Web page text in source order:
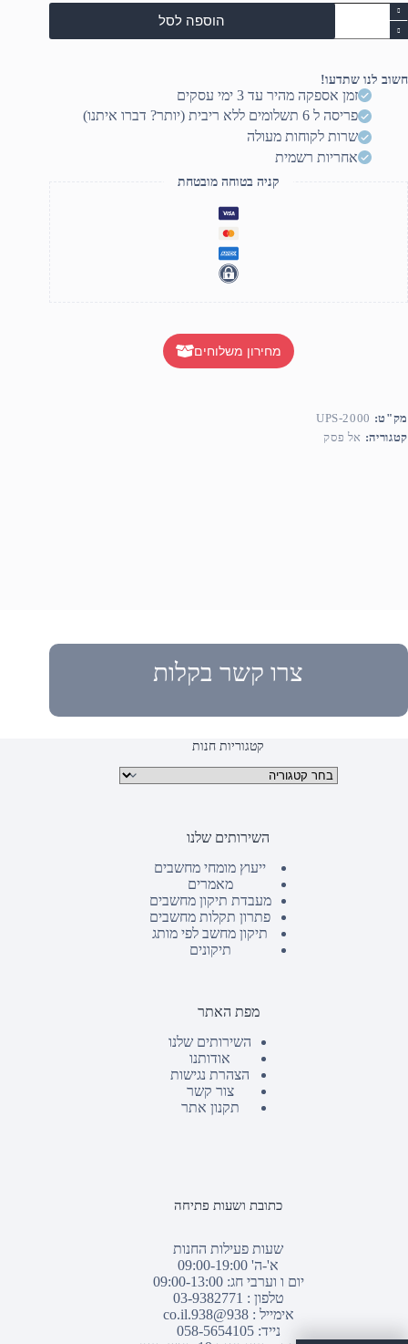
כמות
של
UPS
אלפסק
פלטינום
הוספה לסל
חשוב לנו שתדעו!
זמן אספקה מהיר עד 3 ימי עסקים
פריסה ל 6 תשלומים ללא ריבית (יותר? דברו איתנו)
שרות לקוחות מעולה
אחריות רשמית
קניה בטוחה מובטחת
מחירון משלוחים
מק"ט: UPS-2000
קטגוריה: אל פסק
צרו קשר בקלות
קטגוריות חנות
קטגוריות מוצרים
השירותים שלנו
ייעוץ מומחי מחשבים
מאמרים
מעבדת תיקון מחשבים
פתרון תקלות מחשבים
תיקון מחשב לפי מותג
תיקונים
מפת האתר
השירותים שלנו
אודותנו
הצהרת נגישות
צור קשר
תקנון אתר
כתובת ושעות פתיחה
שעות פעילות החנות
א'-ה' 09:00-19:00
יום ו וערבי חג: 09:00-13:00
טלפון : 03-9382771
אימייל :938@938.co.il
נייד: 058-5654105